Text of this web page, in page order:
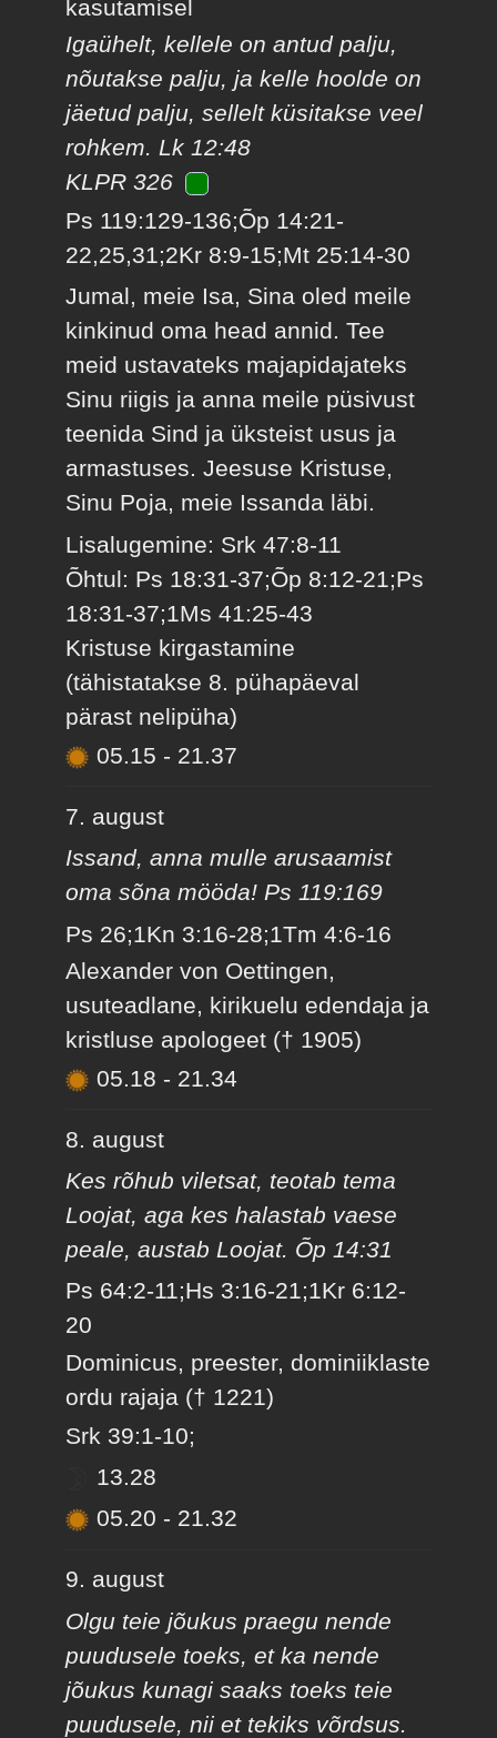
kasutamisel
Igaühelt, kellele on antud palju,
nõutakse palju, ja kelle hoolde on
jäetud palju, sellelt küsitakse veel
rohkem. Lk 12:48
KLPR 326
Ps 119:129-136;Õp 14:21-
22,25,31;2Kr 8:9-15;Mt 25:14-30
Jumal, meie Isa, Sina oled meile
kinkinud oma head annid. Tee
meid ustavateks majapidajateks
Sinu riigis ja anna meile püsivust
teenida Sind ja üksteist usus ja
armastuses. Jeesuse Kristuse,
Sinu Poja, meie Issanda läbi.
Lisalugemine: Srk 47:8-11
Õhtul: Ps 18:31-37;Õp 8:12-21;Ps
18:31-37;1Ms 41:25-43
Kristuse kirgastamine
(tähistatakse 8. pühapäeval
pärast nelipüha)
05.15 - 21.37
7. august
Issand, anna mulle arusaamist
oma sõna mööda! Ps 119:169
Ps 26;1Kn 3:16-28;1Tm 4:6-16
Alexander von Oettingen,
usuteadlane, kirikuelu edendaja ja
kristluse apologeet († 1905)
05.18 - 21.34
8. august
Kes rõhub viletsat, teotab tema
Loojat, aga kes halastab vaese
peale, austab Loojat. Õp 14:31
Ps 64:2-11;Hs 3:16-21;1Kr 6:12-
20
Dominicus, preester, dominiiklaste
ordu rajaja († 1221)
Srk 39:1-10;
13.28
05.20 - 21.32
9. august
Olgu teie jõukus praegu nende
puudusele toeks, et ka nende
jõukus kunagi saaks toeks teie
puudusele, nii et tekiks võrdsus.